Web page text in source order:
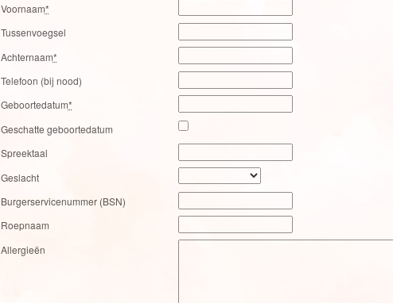
Voornaam*
Tussenvoegsel
Achternaam*
Telefoon (bij nood)
Geboortedatum*
Geschatte geboortedatum
Spreektaal
Geslacht
Burgerservicenummer (BSN)
Roepnaam
Allergieën